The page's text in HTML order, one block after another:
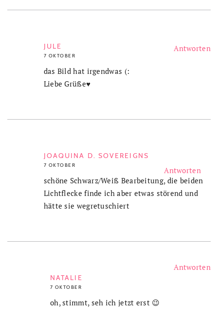
JULE
7 OKTOBER
das Bild hat irgendwas (:
Liebe Grüße♥
JOAQUINA D. SOVEREIGNS
7 OKTOBER
Antworten
schöne Schwarz/Weiß Bearbeitung, die beiden
Lichtflecke finde ich aber etwas störend und
hätte sie wegretuschiert
NATALIE
7 OKTOBER
Antworten
oh, stimmt, seh ich jetzt erst 😉
Antworten